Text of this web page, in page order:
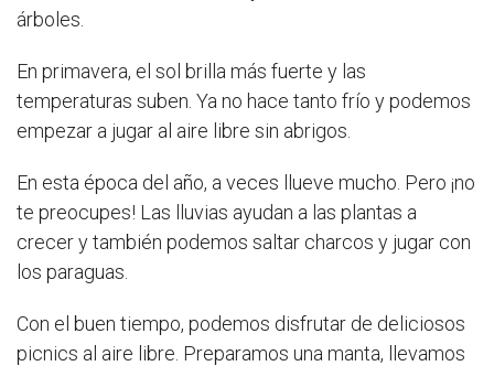
árboles.
En primavera, el sol brilla más fuerte y las
temperaturas suben. Ya no hace tanto frío y podemos
empezar a jugar al aire libre sin abrigos.
En esta época del año, a veces llueve mucho. Pero ¡no
te preocupes! Las lluvias ayudan a las plantas a
crecer y también podemos saltar charcos y jugar con
los paraguas.
Con el buen tiempo, podemos disfrutar de deliciosos
picnics al aire libre. Preparamos una manta, llevamos